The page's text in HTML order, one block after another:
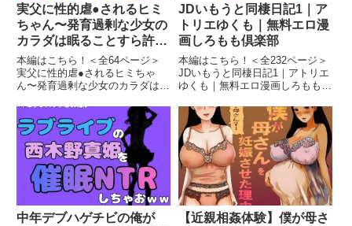
実父に性的虐●されるヒミ
ちゃん〜発育過剰な少女の
カラダは眠ることすら許さ
れない〜｜デロデロ｜無料
エロ漫画しろもも倶楽部
本編はこちら！＜全64ページ＞
実父に性的虐●されるヒミちゃ
ん〜発育過剰な少女のカラダは眠
ロ｜無料エロ漫画しろもも倶楽部
実父に性的虐●されるヒミちゃ
ん〜発育過剰な少女のカラダは眠
ることすら許されない〜 画像1実
父...
JDいもうと同棲日記1｜ア
トリエゆくも｜無料エロ漫
画しろもも倶楽部
本編はこちら！＜全232ページ＞
JDいもうと同棲日記1｜アトリエ
ゆくも｜無料エロ漫画しろもも倶
1JDいもうと同棲日記1 画像2JD
いもうと同棲日記1 画像3JDいも
うと同棲日記1 画像4JDいもうと
同棲日記1...
中年デブハゲチビの俺が
【近親相姦体験】僕が母さ